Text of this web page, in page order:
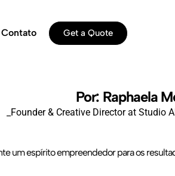
Contato Get a Quote
Por: Raphaela
_Founder & Creative Director at Studio
um espírito empreendedor para os